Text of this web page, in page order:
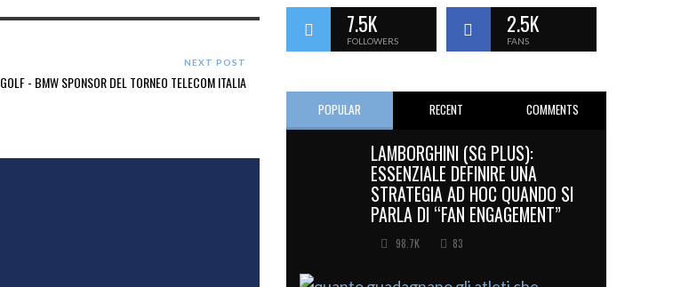
NEXT POST
GOLF - BMW SPONSOR DEL TORNEO TELECOM ITALIA
7.5K
FOLLOWERS
2.5K
FANS
POPULAR RECENT COMMENTS
LAMBORGHINI (SG PLUS):
ESSENZIALE DEFINIRE UNA
STRATEGIA AD HOC QUANDO SI
PARLA DI “FAN ENGAGEMENT”
98.7K 83